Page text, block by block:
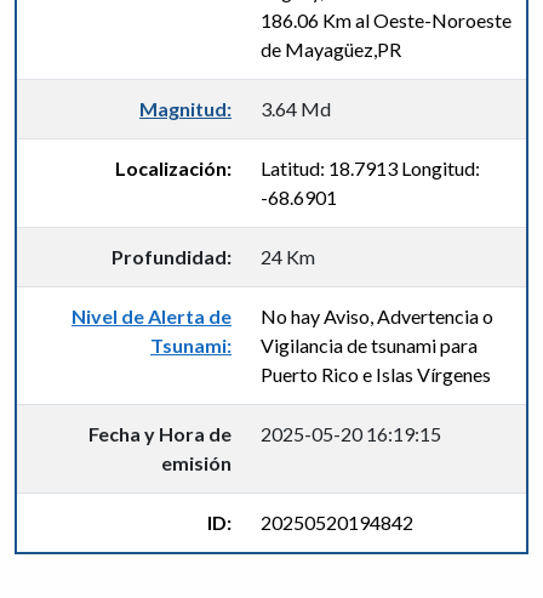
186.06 Km al Oeste-Noroeste
de Mayagüez,PR
Magnitud: 3.64 Md
Localización:
Latitud: 18.7913 Longitud:
-68.6901
Profundidad: 24 Km
Nivel de Alerta de
Tsunami:
No hay Aviso, Advertencia o
Vigilancia de tsunami para
Puerto Rico e Islas Vírgenes
Fecha y Hora de
emisión
2025-05-20 16:19:15
ID: 20250520194842